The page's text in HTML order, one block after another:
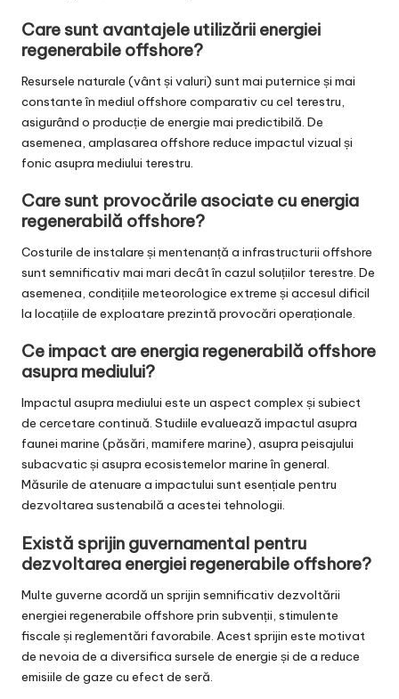
Care sunt avantajele utilizării energiei
regenerabile offshore?
Resursele naturale (vânt și valuri) sunt mai puternice și mai
constante în mediul offshore comparativ cu cel terestru,
asigurând o producție de energie mai predictibilă. De
asemenea, amplasarea offshore reduce impactul vizual și
fonic asupra mediului terestru.
Care sunt provocările asociate cu energia
regenerabilă offshore?
Costurile de instalare și mentenanță a infrastructurii offshore
sunt semnificativ mai mari decât în cazul soluțiilor terestre. De
asemenea, condițiile meteorologice extreme și accesul dificil
la locațiile de exploatare prezintă provocări operaționale.
Ce impact are energia regenerabilă offshore
asupra mediului?
Impactul asupra mediului este un aspect complex și subiect
de cercetare continuă. Studiile evaluează impactul asupra
faunei marine (păsări, mamifere marine), asupra peisajului
subacvatic și asupra ecosistemelor marine în general.
Măsurile de atenuare a impactului sunt esențiale pentru
dezvoltarea sustenabilă a acestei tehnologii.
Există sprijin guvernamental pentru
dezvoltarea energiei regenerabile offshore?
Multe guverne acordă un sprijin semnificativ dezvoltării
energiei regenerabile offshore prin subvenții, stimulente
fiscale și reglementări favorabile. Acest sprijin este motivat
de nevoia de a diversifica sursele de energie și de a reduce
emisiile de gaze cu efect de seră.